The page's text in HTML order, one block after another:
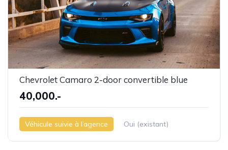
Chevrolet Camaro 2-door convertible blue
40,000.-
Véhicule suivie à l’agence Oui (existant)